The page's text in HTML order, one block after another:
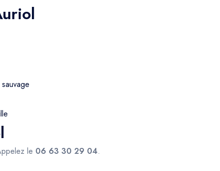
le 06 63 30 29 04.